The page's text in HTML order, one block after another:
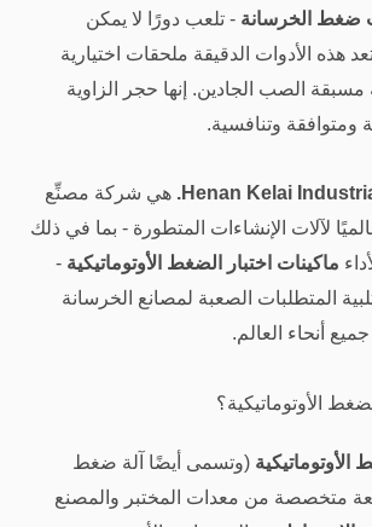
ضغط الخرسانة - تلعب دورًا لا يمكن
هذه الأدوات الدقيقة ملحقات اختيارية
الصب الجادين. إنها حجر الزاوية
ومتوافقة وتنافسية.
هي شركة مصنِّع
لآلات الإنشاءات المتطورة - بما في ذلك
ماكينات اختبار الضغط الأوتوماتيكية -
المتطلبات الصعبة لمصانع الخرسانة
أنحاء العالم.
الأوتوماتيكية؟
الأوتوماتيكية (وتسمى أيضًا آلة ضغط
متخصصة من معدات المختبر والمصنع